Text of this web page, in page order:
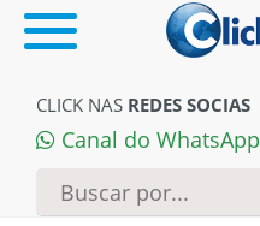
CLICK NAS REDES SOCIAS
Canal do WhatsApp